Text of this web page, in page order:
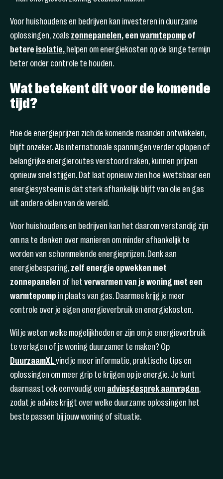
Voor huishoudens en bedrijven kan investeren in duurzame
oplossingen, zoals zonnepanelen, eenwarmtepomp of
betere isolatie,helpen om energiekosten op de lange termijn
beter onder controle te houden.
Wat betekent dit voor de komende
tijd?
Hoe de energieprijzen zich de komende maanden ontwikkelen,
blijft onzeker. Als internationale spanningen verder oplopen of
belangrijke energieroutes verstoord raken, kunnen prijzen
opnieuw snel stijgen. Dat laat opnieuw zien hoe kwetsbaar een
energiesysteem is dat sterk afhankelijk blijft van olie en gas
uit andere delen van de wereld.
Voor huishoudens en bedrijven kan het daarom verstandig zijn
om na te denken over manieren om minder afhankelijk te
worden van schommelende energieprijzen. Denk aan
energiebesparing, zelf energie opwekken met
zonnepanelen of hetverwarmen van je woning met een
warmtepomp in plaats van gas. Daarmee krijg je meer
controle over je eigen energieverbruik en energiekosten.
Wil je weten welke mogelijkheden er zijn om je energieverbruik
te verlagen of je woning duurzamer te maken? Op
DuurzaamXL vind je meer informatie, praktische tips en
oplossingen om meer grip te krijgen op je energie. Je kunt
daarnaast ook eenvoudig een adviesgesprek aanvragen
zodat je advies krijgt over welke duurzame oplossingen het
beste passen bij jouw woning of situatie.